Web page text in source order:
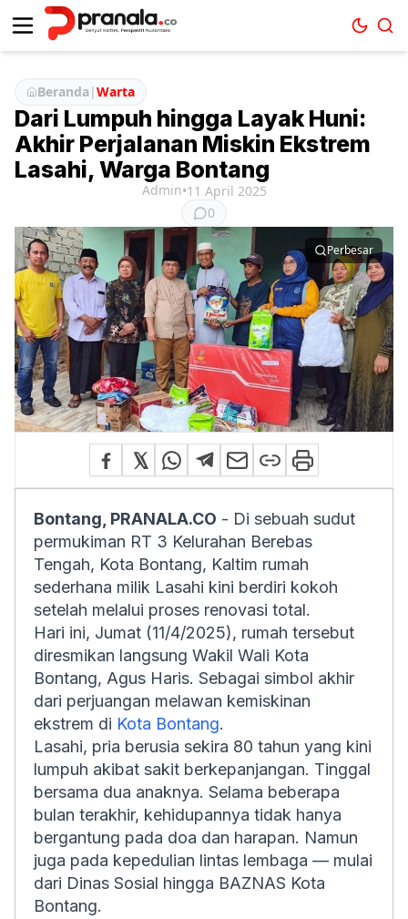
Beranda|Warta
Dari Lumpuh hingga Layak Huni:
Akhir Perjalanan Miskin Ekstrem
Lasahi, Warga Bontang
Admin•11 April 2025
0
Perbesar
Bontang, PRANALA.CO - Di sebuah sudut
permukiman RT 3 Kelurahan Berebas
Tengah, Kota Bontang, Kaltim rumah
sederhana milik Lasahi kini berdiri kokoh
setelah melalui proses renovasi total.
Hari ini, Jumat (11/4/2025), rumah tersebut
diresmikan langsung Wakil Wali Kota
Bontang, Agus Haris. Sebagai simbol akhir
dari perjuangan melawan kemiskinan
ekstrem di Kota Bontang.
Lasahi, pria berusia sekira 80 tahun yang kini
lumpuh akibat sakit berkepanjangan. Tinggal
bersama dua anaknya. Selama beberapa
bulan terakhir, kehidupannya tidak hanya
bergantung pada doa dan harapan. Namun
juga pada kepedulian lintas lembaga — mulai
dari Dinas Sosial hingga BAZNAS Kota
Bontang.